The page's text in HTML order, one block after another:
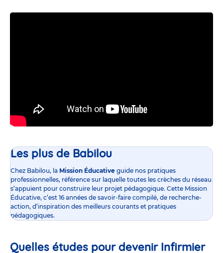
Les plus de Babilou
Chez Babilou, la Mission Éducative guide nos pratiques
professionnelles, référence sur laquelle toutes les crèches du réseau
s’appuient pour construire leur projet pédagogique. Cette Mission
Éducative, c’est 16 années de savoir-faire compilé, de recherche-
action, d’inspiration des meilleurs courants et pratiques
pédagogiques.
Quelles études pour devenir Infirmier